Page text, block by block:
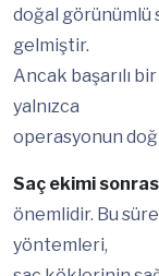
doğal görünümlü
gelmiştir.
Ancak başarılı
yalnızca
operasyonun
Saç ekimi
önemlidir. Bu
yöntemleri,